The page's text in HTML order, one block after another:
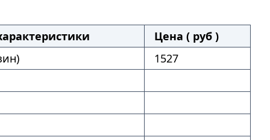
Цена ( руб )
1527